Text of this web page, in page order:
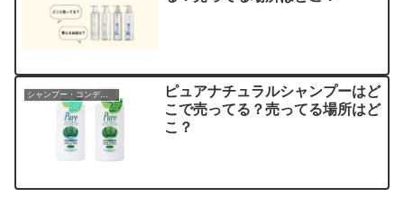
シャンプー・コンディショナー
ピュアナチュラルシャンプーはど
こで売ってる？売ってる場所はど
こ？